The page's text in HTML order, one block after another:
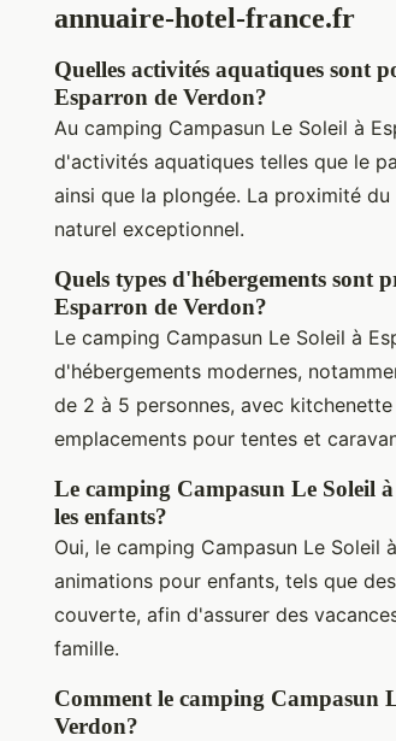
annuaire-hotel-france.fr
Quelles activités aquatiques sont
Esparron de Verdon?
Au camping Campasun Le Soleil à
d'activités aquatiques telles que le
ainsi que la plongée. La proximité
naturel exceptionnel.
Quels types d'hébergements sont
Esparron de Verdon?
Le camping Campasun Le Soleil à
d'hébergements modernes,
de 2 à 5 personnes, avec
emplacements pour tentes et
Le camping Campasun Le Soleil
les enfants?
Oui, le camping Campasun Le
animations pour enfants, tels que
couverte, afin d'assurer des
famille.
Comment le camping Campasun
Verdon?